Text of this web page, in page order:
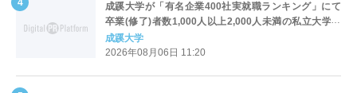
成蹊大学が「有名企業400社実就職ランキング」にて
卒業(修了)者数1,000人以上2,000人未満の私立大学で
全国第1位を獲得！～実就職率は26.5%（前年比＋
4.3pt）に伸長、東京の私立大学でも10位にランクイン
成蹊大学
2026年08月06日 11:20